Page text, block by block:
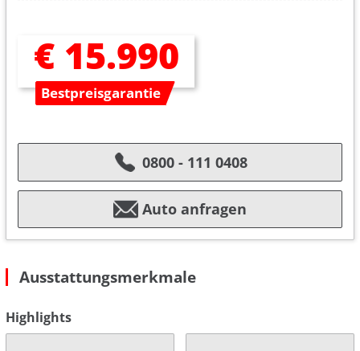
€ 15.990
Bestpreisgarantie
0800 - 111 0408
Auto anfragen
Ausstattungsmerkmale
Highlights